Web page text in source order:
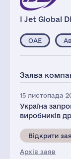
I Jet Global
ОАЕ
Заява
15 листопада
Україна
виробників
Відкрити
Архів заяв